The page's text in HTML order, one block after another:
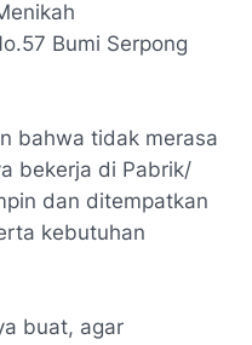
Bumi Serpong
bahwa tidak merasa
bekerja di Pabrik/
dan ditempatkan
kebutuhan
buat, agar